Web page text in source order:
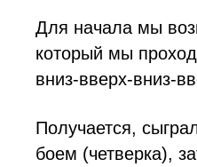
Для начала мы
который мы
вниз-вверх-вниз-
Получается,
боем (четверка),